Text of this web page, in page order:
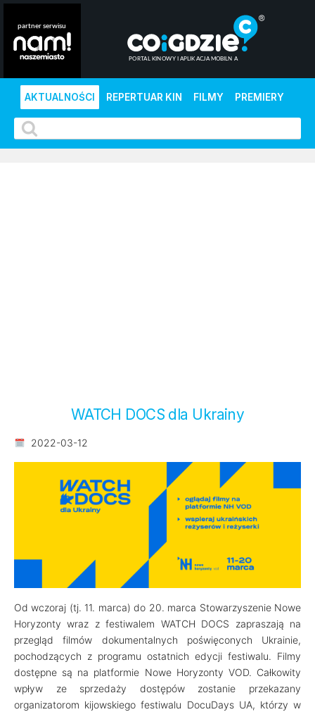
AKTUALNOŚCI REPERTUAR KIN FILMY PREMIERY
WATCH DOCS dla Ukrainy
2022-03-12
Od wczoraj (tj. 11. marca) do 20. marca Stowarzyszenie Nowe
Horyzonty wraz z festiwalem WATCH DOCS zapraszają na
przegląd filmów dokumentalnych poświęconych Ukrainie,
pochodzących z programu ostatnich edycji festiwalu. Filmy
dostępne są na platformie Nowe Horyzonty VOD. Całkowity
wpływ ze sprzedaży dostępów zostanie przekazany
organizatorom kijowskiego festiwalu DocuDays UA, którzy w